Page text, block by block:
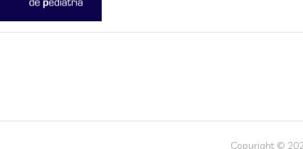
Copyright ©